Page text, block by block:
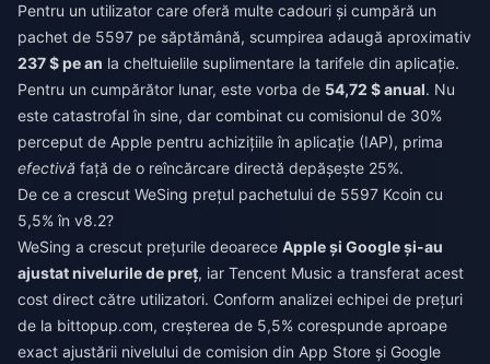
Pentru un utilizator care oferă multe cadouri și cumpără un
pachet de 5597 pe săptămână, scumpirea adaugă aproximativ
237 $ pe an la cheltuielile suplimentare la tarifele din aplicație.
Pentru un cumpărător lunar, este vorba de 54,72 $ anual. Nu
este catastrofal în sine, dar combinat cu comisionul de 30%
perceput de Apple pentru achizițiile în aplicație (IAP), prima
efectivă față de o reîncărcare directă depășește 25%.
De ce a crescut WeSing prețul pachetului de 5597 Kcoin cu
5,5% în v8.2?
WeSing a crescut prețurile deoarece Apple și Google și-au
ajustat nivelurile de preț, iar Tencent Music a transferat acest
cost direct către utilizatori. Conform analizei echipei de prețuri
de la bittopup.com, creșterea de 5,5% corespunde aproape
exact ajustării nivelului de comision din App Store și Google